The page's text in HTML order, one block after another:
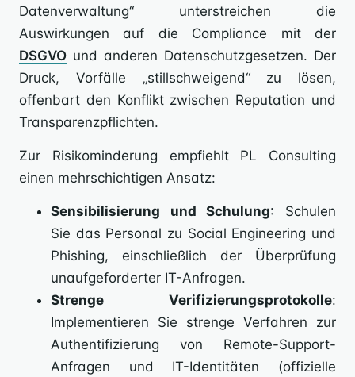
Datenverwaltung“ unterstreichen die
Auswirkungen auf die Compliance mit der
DSGVO und anderen Datenschutzgesetzen. Der
Druck, Vorfälle „stillschweigend“ zu lösen,
offenbart den Konflikt zwischen Reputation und
Transparenzpflichten.
Zur Risikominderung empfiehlt PL Consulting
einen mehrschichtigen Ansatz:
Sensibilisierung und Schulung: Schulen
Sie das Personal zu Social Engineering und
Phishing, einschließlich der Überprüfung
unaufgeforderter IT-Anfragen.
Strenge Verifizierungsprotokolle:
Implementieren Sie strenge Verfahren zur
Authentifizierung von Remote-Support-
Anfragen und IT-Identitäten (offizielle